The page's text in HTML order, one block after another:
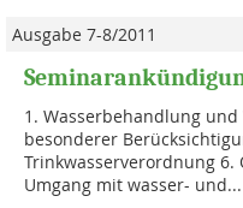
Ausgabe 7-8/2011
1. Wasserbehandlung
besonderer
Trinkwasserverordnung 6.
Umgang mit wasser- und...